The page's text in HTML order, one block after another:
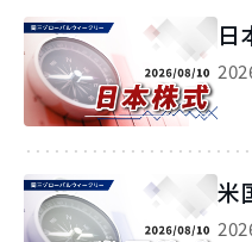
日
米